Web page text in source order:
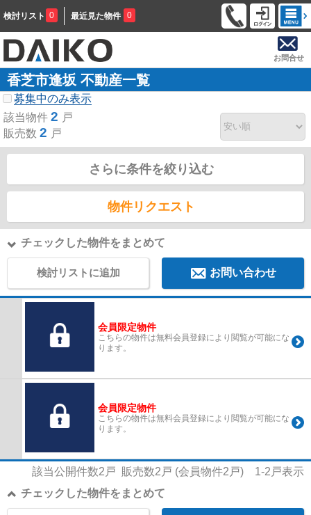
検討リスト 0 最近見た物件 0
お問合せ
香芝市逢坂 不動産一覧
募集中のみ表示
該当物件 2 戸
販売数 2 戸
さらに条件を絞り込む
物件リクエスト
チェックした物件をまとめて
検討リストに追加 お問い合わせ
会員限定物件
こちらの物件は無料会員登録により閲覧が可能にな
ります。
会員限定物件
こちらの物件は無料会員登録により閲覧が可能にな
ります。
該当公開件数2 戸 販売数2 戸 (会員物件2 戸) 1-2 戸表示
チェックした物件をまとめて